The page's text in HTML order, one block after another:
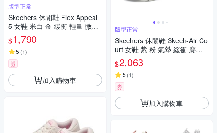
版型正常
Skechers 休閒鞋 Flex Appeal
5 女鞋 米白 金 緩衝 輕量 微厚
底 健走鞋 150215NTGD
$1,790
5 (1)
券
加入購物車
版型正常
Skechers 休閒鞋 Skech-Air Co
urt 女鞋 紫 粉 氣墊 緩衝 麂皮
板鞋 150076BUMT
$2,063
5 (1)
券
加入購物車